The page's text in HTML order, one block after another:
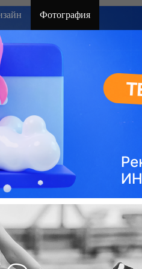
Фотография